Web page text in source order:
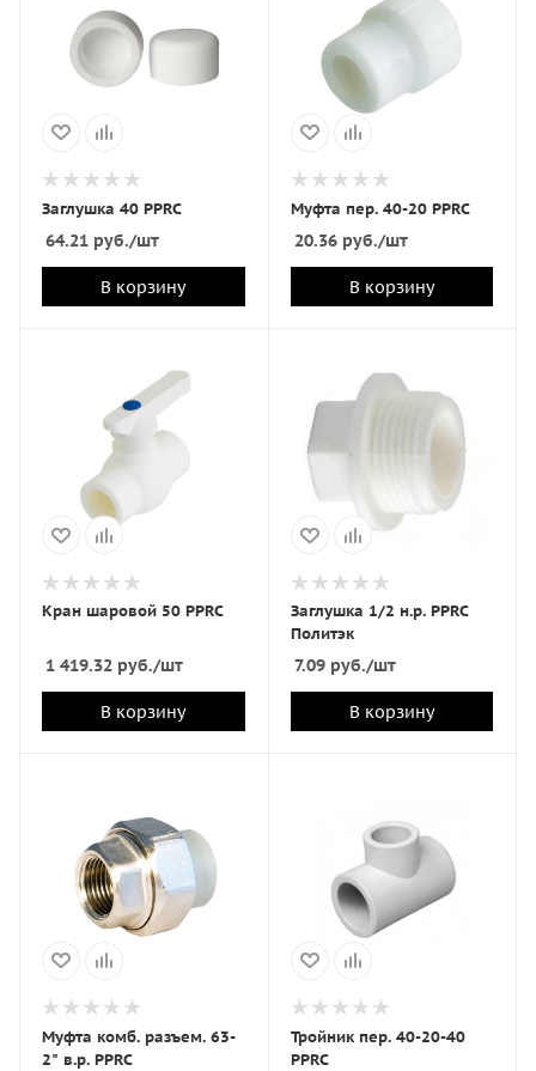
Заглушка 40 PPRC
64.21 руб./шт
В корзину
Муфта пер. 40-20 PPRC
20.36руб./шт
В корзину
Кран шаровой 50 PPRC
1 419.32 руб./шт
В корзину
Заглушка 1/2 н.р. PPRC
Политэк
7.09руб./шт
В корзину
Муфта комб. разъем. 63-
2" в.р. PPRC
Тройник пер. 40-20-40
PPRC